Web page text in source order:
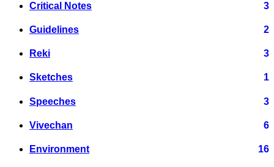
Critical Notes 3
Guidelines 2
Reki 3
Sketches 1
Speeches 3
Vivechan 6
Environment 16